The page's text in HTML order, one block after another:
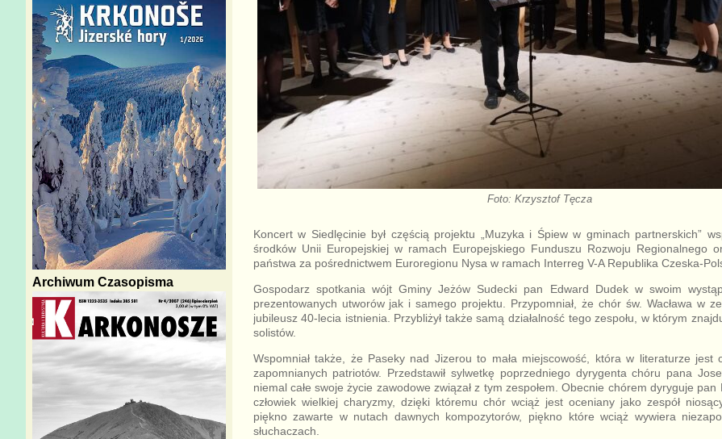
Foto: Krzysztof Tęcza
Koncert w Siedlęcinie był częścią projektu „Muzyka i Śpiew w gminach partnerskich”
środków Unii Europejskiej w ramach Europejskiego Funduszu Rozwoju Regionalnego
państwa za pośrednictwem Euroregionu Nysa w ramach Interreg V-A Republika Czeska-
Gospodarz spotkania wójt Gminy Jeżów Sudecki pan Edward Dudek w swoim
prezentowanych utworów jak i samego projektu. Przypomniał, że chór św. Wacława w
jubileusz 40-lecia istnienia. Przybliżył także samą działalność tego zespołu, w którym
solistów.
Wspomniał także, że Paseky nad Jizerou to mała miejscowość, która w literaturze jest
zapomnianych patriotów. Przedstawił sylwetkę poprzedniego dyrygenta chóru pana
niemal całe swoje życie zawodowe związał z tym zespołem. Obecnie chórem dyryguje
człowiek wielkiej charyzmy, dzięki któremu chór wciąż jest oceniany jako zespół
piękno zawarte w nutach dawnych kompozytorów, piękno które wciąż wywiera
słuchaczach.
Archiwum Czasopisma